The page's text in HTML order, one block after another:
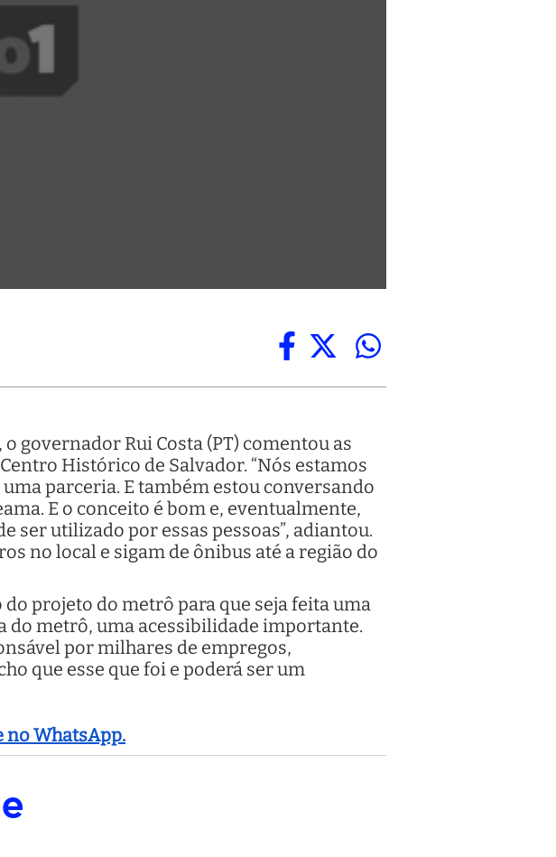
governador Rui Costa (PT) comentou as
Histórico de Salvador. “Nós estamos
parceria. E também estou conversando
E o conceito é bom e, eventualmente,
ser utilizado por essas pessoas”, adiantou.
no local e sigam de ônibus até a região do
projeto do metrô para que seja feita uma
do metrô, uma acessibilidade importante.
por milhares de empregos,
que esse que foi e poderá ser um
no WhatsApp.